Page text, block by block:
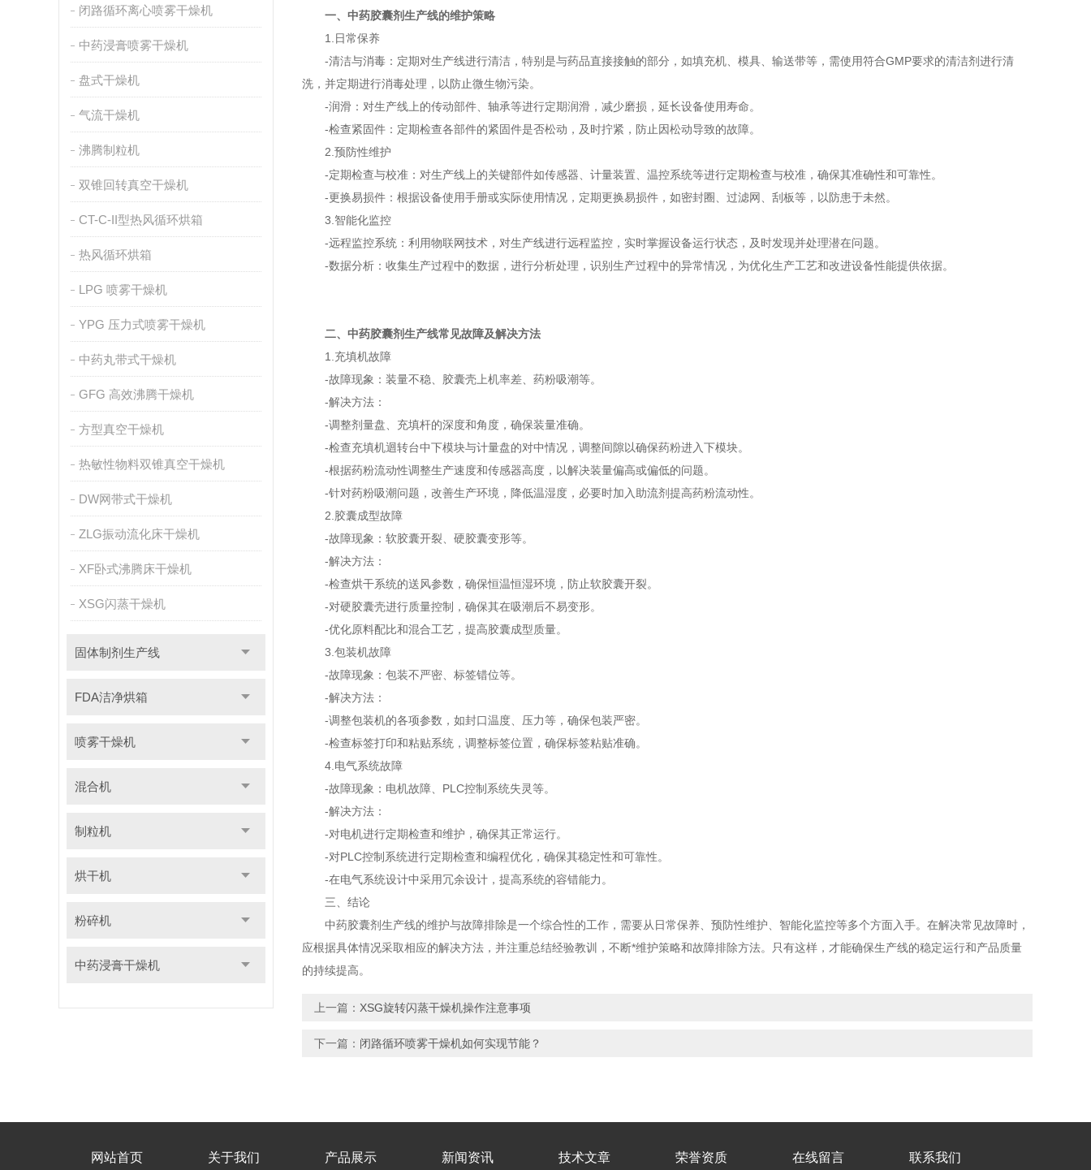
闭路循环离心喷雾干燥机
中药浸膏喷雾干燥机
盘式干燥机
气流干燥机
沸腾制粒机
双锥回转真空干燥机
CT-C-II型热风循环烘箱
热风循环烘箱
LPG 喷雾干燥机
YPG 压力式喷雾干燥机
中药丸带式干燥机
GFG 高效沸腾干燥机
方型真空干燥机
热敏性物料双锥真空干燥机
DW网带式干燥机
ZLG振动流化床干燥机
XF卧式沸腾床干燥机
XSG闪蒸干燥机
固体制剂生产线
FDA洁净烘箱
喷雾干燥机
混合机
制粒机
烘干机
粉碎机
中药浸膏干燥机
一、 中药胶囊剂生产线的维护策略
1.日常保养
-清洁与消毒：定期对生产线进行清洁，特别是与药品直接接触的部分，如填充机、模具、输送带等，需使用符合GMP要求的清洁剂进行清
洗，并定期进行消毒处理，以防止微生物污染。
-润滑：对生产线上的传动部件、轴承等进行定期润滑，减少磨损，延长设备使用寿命。
-检查紧固件：定期检查各部件的紧固件是否松动，及时拧紧，防止因松动导致的故障。
2.预防性维护
-定期检查与校准：对生产线上的关键部件如传感器、计量装置、温控系统等进行定期检查与校准，确保其准确性和可靠性。
-更换易损件：根据设备使用手册或实际使用情况，定期更换易损件，如密封圈、过滤网、刮板等，以防患于未然。
3.智能化监控
-远程监控系统：利用物联网技术，对生产线进行远程监控，实时掌握设备运行状态，及时发现并处理潜在问题。
-数据分析：收集生产过程中的数据，进行分析处理，识别生产过程中的异常情况，为优化生产工艺和改进设备性能提供依据。
二、中药胶囊剂生产线常见故障及解决方法
1.充填机故障
-故障现象：装量不稳、胶囊壳上机率差、药粉吸潮等。
-解决方法：
-调整剂量盘、充填杆的深度和角度，确保装量准确。
-检查充填机迴转台中下模块与计量盘的对中情况，调整间隙以确保药粉进入下模块。
-根据药粉流动性调整生产速度和传感器高度，以解决装量偏高或偏低的问题。
-针对药粉吸潮问题，改善生产环境，降低温湿度，必要时加入助流剂提高药粉流动性。
2.胶囊成型故障
-故障现象：软胶囊开裂、硬胶囊变形等。
-解决方法：
-检查烘干系统的送风参数，确保恒温恒湿环境，防止软胶囊开裂。
-对硬胶囊壳进行质量控制，确保其在吸潮后不易变形。
-优化原料配比和混合工艺，提高胶囊成型质量。
3.包装机故障
-故障现象：包装不严密、标签错位等。
-解决方法：
-调整包装机的各项参数，如封口温度、压力等，确保包装严密。
-检查标签打印和粘贴系统，调整标签位置，确保标签粘贴准确。
4.电气系统故障
-故障现象：电机故障、PLC控制系统失灵等。
-解决方法：
-对电机进行定期检查和维护，确保其正常运行。
-对PLC控制系统进行定期检查和编程优化，确保其稳定性和可靠性。
-在电气系统设计中采用冗余设计，提高系统的容错能力。
三、结论
中药胶囊剂生产线的维护与故障排除是一个综合性的工作，需要从日常保养、预防性维护、智能化监控等多个方面入手。在解决常见故障时，
应根据具体情况采取相应的解决方法，并注重总结经验教训，不断*维护策略和故障排除方法。只有这样，才能确保生产线的稳定运行和产品质量
的持续提高。
上一篇： XSG旋转闪蒸干燥机操作注意事项
下一篇： 闭路循环喷雾干燥机如何实现节能？
网站首页 关于我们 产品展示 新闻资讯 技术文章 荣誉资质 在线留言 联系我们